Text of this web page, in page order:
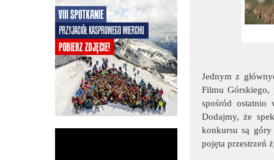
Jednym z
Filmu Górskiego,
spośród ostatnio
Dodajmy, że
konkursu są
pojęta przestrzeń